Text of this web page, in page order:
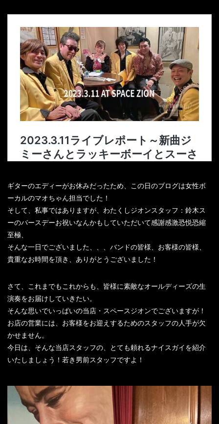
ギターのエディーがお休みだったため、この日のブログは女性ボ
ーカルのマオちゃん担当でした！
そして、私事ではありますが、わたくしジオンスタッフ：鈴木ス
ーのバースデーお祝いなんかもしていただいて感謝感激恐悦恐縮
至極、
そんな一日でございました、、、バンドの皆様、お客様の皆様、
貴重なお時間を頂き、ありがとうございました！
さて、これまでもこれからも、皆様に素敵なオールディーズの生
演奏をお届けしていきたい。
そんな思いでいっぱいの当店・スペースジオンでございますが！
お店の営業には、お客様をお迎えするためのスタッフの人手が欠
かせません。
今日は、そんな当店スタッフの、とても頼れるナイスガイを紹介
いたしましょう！若き男前スタッフですよ！